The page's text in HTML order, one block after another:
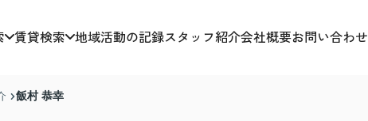
賃貸検索 地域活動の記録スタッフ紹介会社概要お問い合わせ
飯村 恭幸